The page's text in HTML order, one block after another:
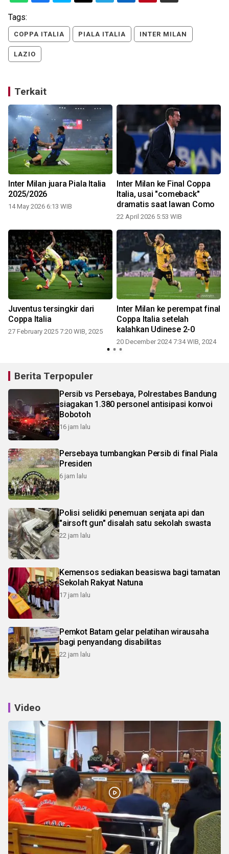
Tags:
COPPA ITALIA PIALA ITALIA INTER MILAN
LAZIO
Terkait
Inter Milan juara Piala Italia
2025/2026
14 May 2026 6:13 WIB
Inter Milan ke Final Coppa
Italia, usai "comeback"
dramatis saat lawan Como
22 April 2026 5:53 WIB
Juventus tersingkir dari
Coppa Italia
27 February 2025 7:20 WIB, 2025
Inter Milan ke perempat final
Coppa Italia setelah
kalahkan Udinese 2-0
20 December 2024 7:34 WIB, 2024
Berita Terpopuler
Persib vs Persebaya, Polrestabes Bandung
siagakan 1.380 personel antisipasi konvoi
Bobotoh
16 jam lalu
Persebaya tumbangkan Persib di final Piala
Presiden
6 jam lalu
Polisi selidiki penemuan senjata api dan
"airsoft gun" disalah satu sekolah swasta
22 jam lalu
Kemensos sediakan beasiswa bagi tamatan
Sekolah Rakyat Natuna
17 jam lalu
Pemkot Batam gelar pelatihan wirausaha
bagi penyandang disabilitas
22 jam lalu
Video